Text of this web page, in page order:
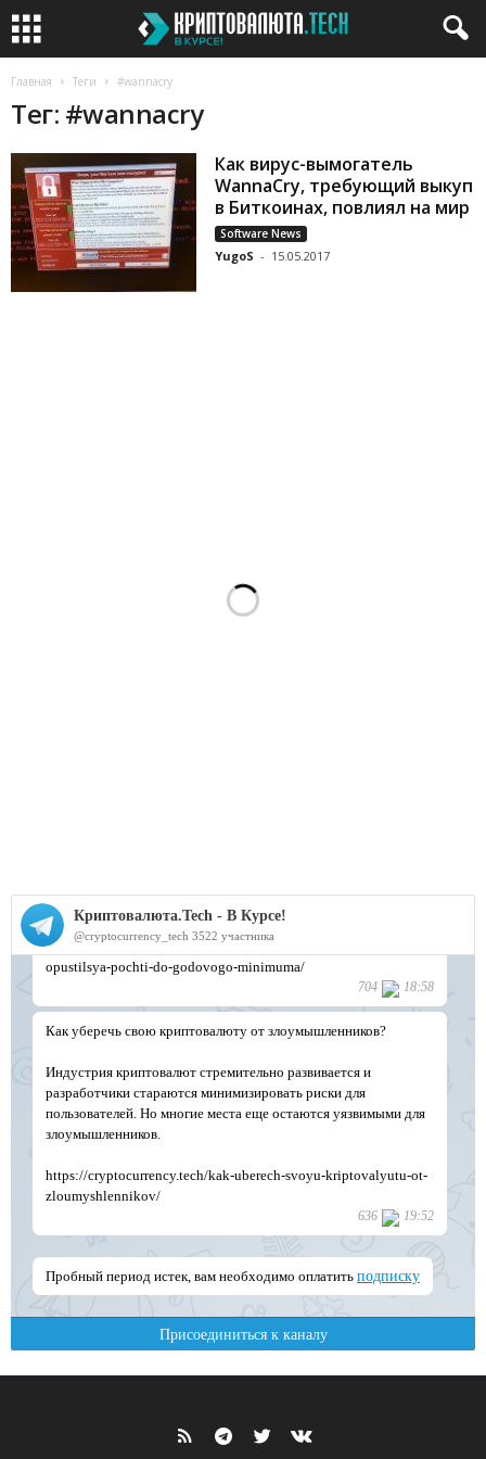
Главная Теги #wannacry
Тег: #wannacry
Как вирус-вымогатель
WannaCry, требующий выкуп
в Биткоинах, повлиял на мир
Software News
YugoS - 15.05.2017